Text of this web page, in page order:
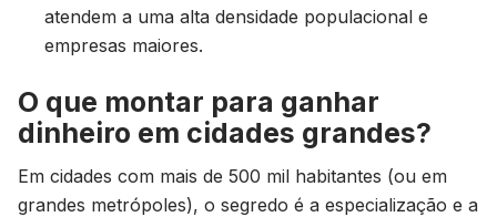
atendem a uma alta densidade populacional e
empresas maiores.
O que montar para ganhar
dinheiro em cidades grandes?
Em cidades com mais de 500 mil habitantes (ou em
grandes metrópoles), o segredo é a especialização e a